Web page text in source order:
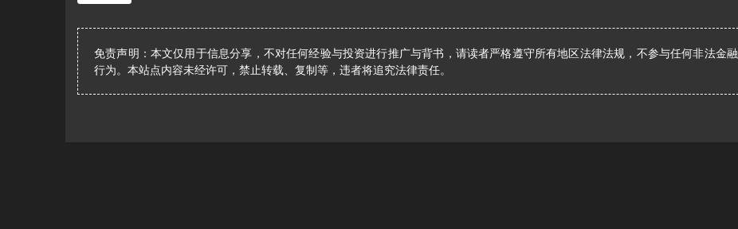
免责声明：本文仅用于信息分享，不对任何经验与投资进行推广与背书，请读者严格遵守所有地区法律法规，不参与任何非法金融
行为。本站点内容未经许可，禁止转载、复制等，违者将追究法律责任。